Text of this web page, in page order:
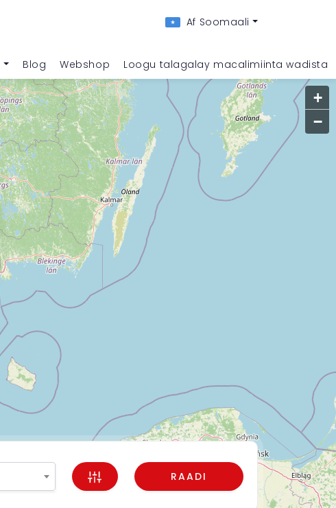
Af Soomaali
Blog Webshop Loogu talagalay macalimiinta wadista
+
−
RAADI